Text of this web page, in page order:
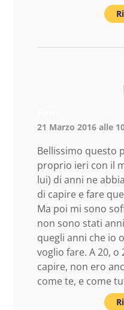
21 Marzo 2016 alle
Bellissimo questo
proprio ieri con il
lui) di anni ne
di capire e fare
Ma poi mi sono
non sono stati
quegli anni che io
voglio fare. A 20,
capire, non ero
come te, e come